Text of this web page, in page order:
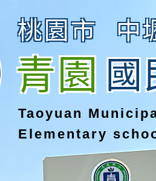
桃園市 中
青園國
Taoyuan
Elementary